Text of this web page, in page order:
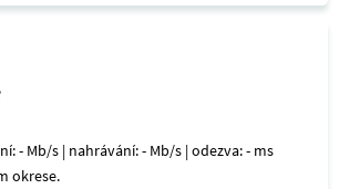
- Mb/s | nahrávání: - Mb/s | odezva: - ms
okrese.